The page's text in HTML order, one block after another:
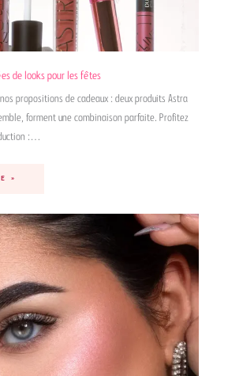
de looks pour les fêtes
propositions de cadeaux : deux produits Astra
forment une combinaison parfaite. Profitez
:…
»